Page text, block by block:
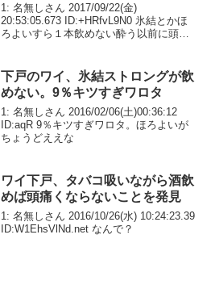
1: 名無しさん 2017/09/22(金)
20:53:05.673 ID:+HRfvL9N0 氷結とかほ
ろよいすら１本飲めない酔う以前に頭痛
下戸のワイ、氷結ストロングが飲
めない。9％キツすぎワロタ
1: 名無しさん 2016/02/06(土)00:36:12
ID:aqR 9％キツすぎワロタ。ほろよいが
ちょうどええな
ワイ下戸、タバコ吸いながら酒飲
めば頭痛くならないことを発見
1: 名無しさん 2016/10/26(水) 10:24:23.39
ID:W1EhsVlNd.net なんで？